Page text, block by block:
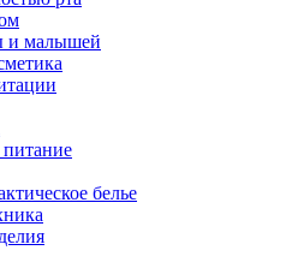
и малышей
белье